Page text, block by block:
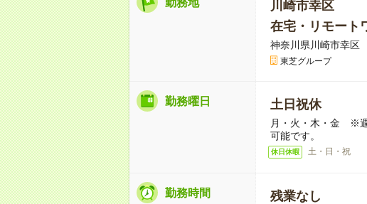
川崎市幸区
在宅・リモート
神奈川県川崎市幸区
東芝グループ
勤務曜日 土日祝休
月・火・木・金 ※
可能です。
休日休暇 土・日・祝
勤務時間 残業なし